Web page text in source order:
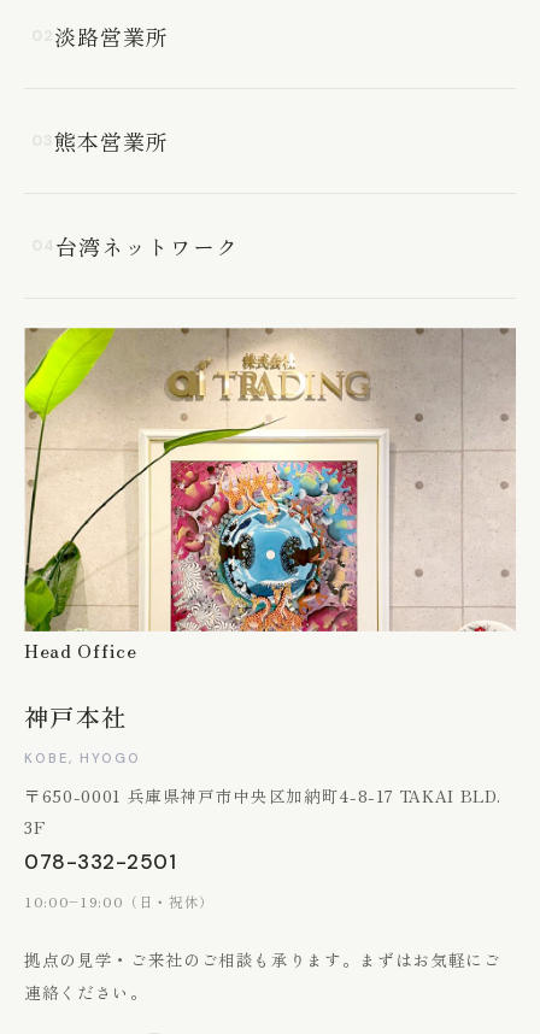
淡路営業所
熊本営業所
台湾ネットワーク
拠点の見学・ご来社のご相談も承ります。 まずはお気軽にご
連絡ください。
Head Office
神戸本社
KOBE, HYOGO
〒650-0001 兵庫県神戸市中央区加納町4-8-17 TAKAI BLD.
3F
078-332-2501
10:00–19:00（日・祝休）